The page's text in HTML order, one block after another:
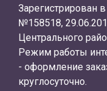
Зарегистрирован
№158518,
Центрального
Режим работы
- оформление
круглосуточно.